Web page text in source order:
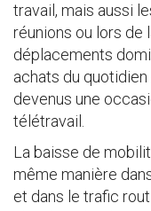
travail, mais aussi
réunions ou lors de
déplacements
achats du
devenus une
télétravail.
La baisse de
même manière
et dans le trafic